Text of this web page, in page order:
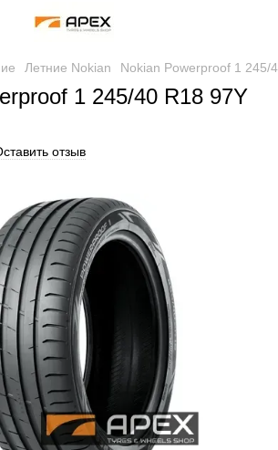
Летние Nokian Nokian Powerproof 1 245/
1 245/40 R18 97Y
отзыв